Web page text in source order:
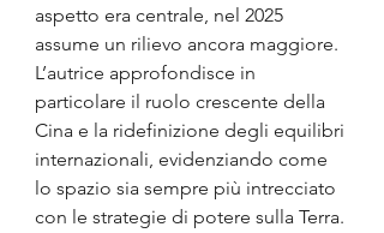
aspetto era centrale, nel 2025
assume un rilievo ancora maggiore.
L’autrice approfondisce in
particolare il ruolo crescente della
Cina e la ridefinizione degli equilibri
internazionali, evidenziando come
lo spazio sia sempre più intrecciato
con le strategie di potere sulla Terra.